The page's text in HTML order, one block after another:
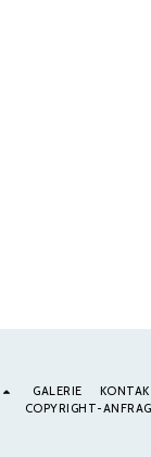
GALERIE
COPYRIGHT-